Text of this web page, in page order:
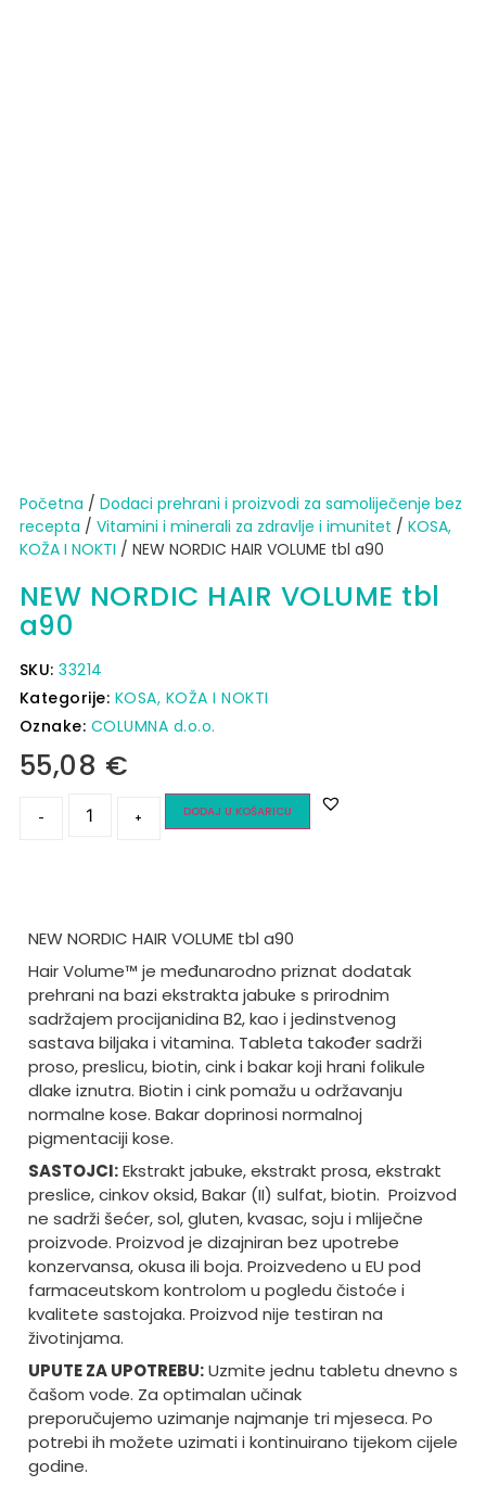
Početna / Dodaci prehrani i proizvodi za samoliječenje bez
recepta / Vitamini i minerali za zdravlje i imunitet / KOSA,
KOŽA I NOKTI / NEW NORDIC HAIR VOLUME tbl a90
NEW NORDIC HAIR VOLUME tbl
a90
SKU:33214
Kategorije: KOSA, KOŽA I NOKTI
Oznake: COLUMNA d.o.o.
55,08 €
- + DODAJ U KOŠARICU
NEW NORDIC HAIR VOLUME tbl a90
Hair Volume™ je međunarodno priznat dodatak
prehrani na bazi ekstrakta jabuke s prirodnim
sadržajem procijanidina B2, kao i jedinstvenog
sastava biljaka i vitamina. Tableta također sadrži
proso, preslicu, biotin, cink i bakar koji hrani folikule
dlake iznutra. Biotin i cink pomažu u održavanju
normalne kose. Bakar doprinosi normalnoj
pigmentaciji kose.
SASTOJCI:Ekstrakt jabuke, ekstrakt prosa, ekstrakt
preslice, cinkov oksid, Bakar (II) sulfat, biotin. Proizvod
ne sadrži šećer, sol, gluten, kvasac, soju i mliječne
proizvode. Proizvod je dizajniran bez upotrebe
konzervansa, okusa ili boja. Proizvedeno u EU pod
farmaceutskom kontrolom u pogledu čistoće i
kvalitete sastojaka. Proizvod nije testiran na
životinjama.
UPUTE ZA UPOTREBU:Uzmite jednu tabletu dnevno s
čašom vode. Za optimalan učinak
preporučujemo uzimanje najmanje tri mjeseca. Po
potrebi ih možete uzimati i kontinuirano tijekom cijele
godine.